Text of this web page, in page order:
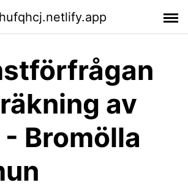
av
Bromölla